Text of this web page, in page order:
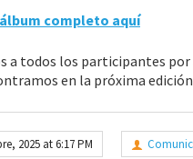
completo aquí
a todos los participantes por
en la próxima
2025 at 6:17 PM